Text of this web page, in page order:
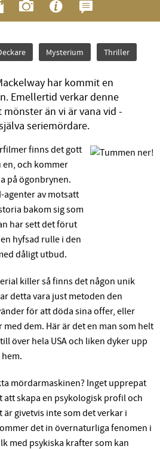
Mysterium Thriller
har kommit en
Emellertid verkar denne
än vi är vana vid -
seriemördare.
finns det gott
en, och kommer
på ögonbrynen.
agenter av motsatt
bakom sig som
har sett det förut
hyfsad rulle i den
dåligt utbud.
killer så finns det någon unik
detta vara just metoden den
för att döda sina offer, eller
med dem. Här är det en man som helt
över hela USA och liken dyker upp
mördarmaskinen? Inget upprepat
skapa en psykologisk profil och
givetvis inte som det verkar i
det in övernaturliga fenomen i
med psykiska krafter som kan